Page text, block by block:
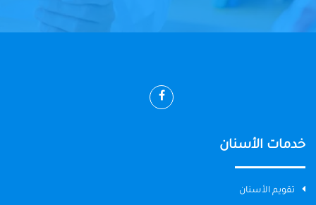
خدمات الأسنان
تقويم الأسنان